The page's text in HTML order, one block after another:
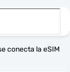
conecta la eSIM